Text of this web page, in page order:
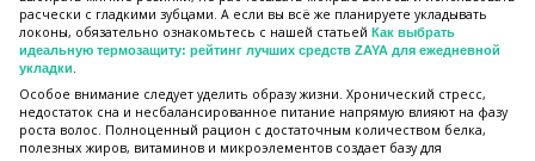
расчески с гладкими зубцами. А если вы всё же планируете укладывать
локоны, обязательно ознакомьтесь с нашей статьей Как выбрать
идеальную термозащиту: рейтинг лучших средств ZAYA для ежедневной
укладки
Особое внимание следует уделить образу жизни. Хронический стресс,
недостаток сна и несбалансированное питание напрямую влияют на фазу
роста волос. Полноценный рацион с достаточным количеством белка,
полезных жиров, витаминов и микроэлементов создает базу для